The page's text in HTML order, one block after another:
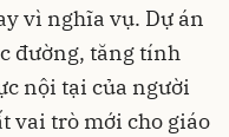
vì nghĩa vụ. Dự án
đường, tăng tính
nội tại của người
vai trò mới cho giáo